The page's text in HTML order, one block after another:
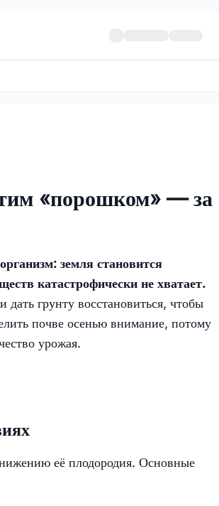
«порошком» — за
земля становится
катастрофически не хватает.
дать грунту восстановиться, чтобы
почве осенью внимание, потому
урожая.
её плодородия. Основные